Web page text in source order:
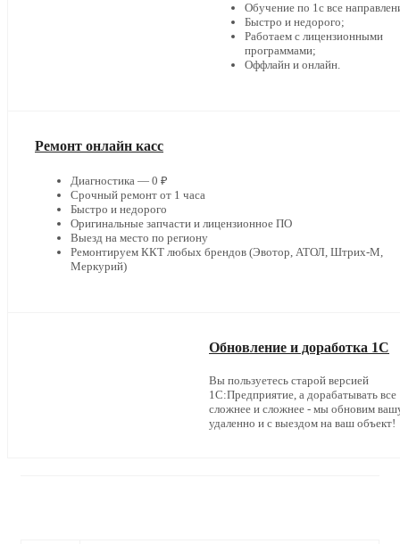
Обучение по 1с все
Быстро и недорого;
Работаем с лицензионными
программами;
Оффлайн и онлайн.
Ремонт онлайн касс
Диагностика — 0 ₽
Срочный ремонт от 1 часа
Быстро и недорого
Оригинальные запчасти и лицензионное ПО
Выезд на место по региону
Ремонтируем ККТ любых брендов (Эвотор, АТОЛ, Штрих-М,
Меркурий)
Обновление и доработка 1С
Вы пользуетесь старой версией
1С:Предприятие, а дорабатывать все
сложнее и сложнее - мы обновим
удаленно и с выездом на ваш объект!